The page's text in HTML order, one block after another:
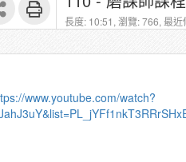
長度: 10:51, 瀏覽: 766, 最近
www.youtube.com/watch?